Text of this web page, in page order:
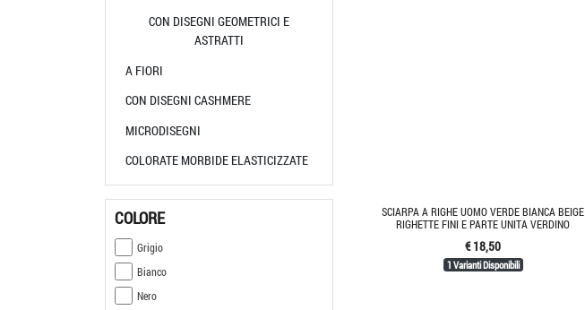
CON DISEGNI GEOMETRICI E
ASTRATTI
A FIORI
CON DISEGNI CASHMERE
MICRODISEGNI
COLORATE MORBIDE ELASTICIZZATE
COLORE
Grigio
Bianco
Nero
SCIARPA A RIGHE UOMO VERDE BIANCA BEIGE
RIGHETTE FINI E PARTE UNITA VERDINO
€ 18,50
1 Varianti Disponibili